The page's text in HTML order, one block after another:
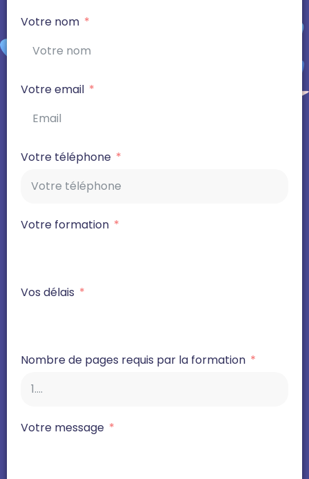
Votre nom
Votre email
Votre téléphone
Votre formation
Vos délais
Nombre de pages requis par la formation
Votre message